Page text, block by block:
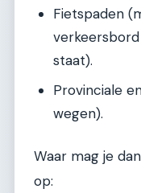
Fietspaden
staat).
Provinciale
wegen).
Waar mag je
op: